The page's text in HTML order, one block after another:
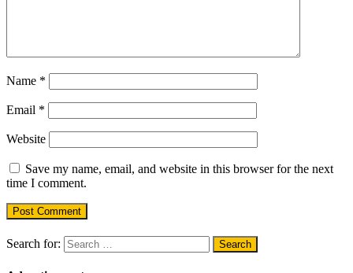
Name *
Email *
Website
Save my name, email, and website in this browser for the next
time I comment.
Search for: